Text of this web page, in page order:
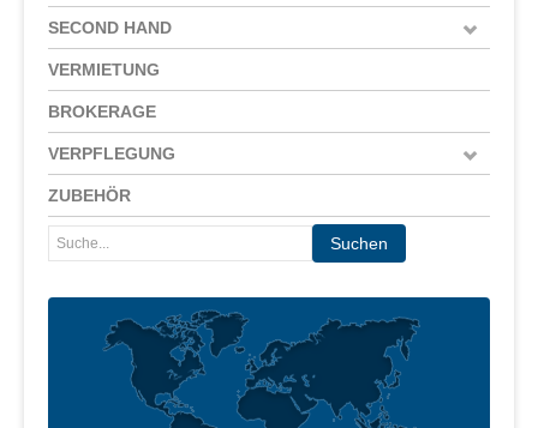
SECOND HAND
VERMIETUNG
BROKERAGE
VERPFLEGUNG
ZUBEHÖR